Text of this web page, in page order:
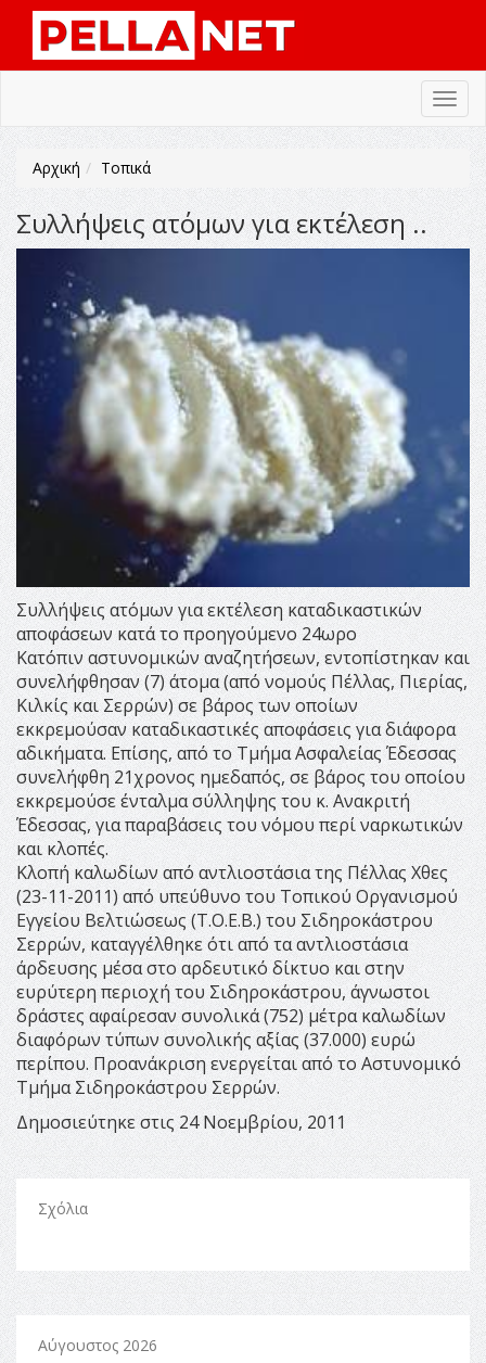
Αρχική Τοπικά
Συλλήψεις ατόμων για εκτέλεση ..
Συλλήψεις ατόμων για εκτέλεση καταδικαστικών
αποφάσεων κατά το προηγούμενο 24ωρο
Κατόπιν αστυνομικών αναζητήσεων, εντοπίστηκαν και
συνελήφθησαν (7) άτομα (από νομούς Πέλλας, Πιερίας,
Κιλκίς και Σερρών) σε βάρος των οποίων
εκκρεμούσαν καταδικαστικές αποφάσεις για διάφορα
αδικήματα. Επίσης, από το Τμήμα Ασφαλείας Έδεσσας
συνελήφθη 21χρονος ημεδαπός, σε βάρος του οποίου
εκκρεμούσε ένταλμα σύλληψης του κ. Ανακριτή
Έδεσσας, για παραβάσεις του νόμου περί ναρκωτικών
και κλοπές.
Κλοπή καλωδίων από αντλιοστάσια της Πέλλας Χθες
(23-11-2011) από υπεύθυνο του Τοπικού Οργανισμού
Εγγείου Βελτιώσεως (Τ.Ο.Ε.Β.) του Σιδηροκάστρου
Σερρών, καταγγέλθηκε ότι από τα αντλιοστάσια
άρδευσης μέσα στο αρδευτικό δίκτυο και στην
ευρύτερη περιοχή του Σιδηροκάστρου, άγνωστοι
δράστες αφαίρεσαν συνολικά (752) μέτρα καλωδίων
διαφόρων τύπων συνολικής αξίας (37.000) ευρώ
περίπου. Προανάκριση ενεργείται από το Αστυνομικό
Τμήμα Σιδηροκάστρου Σερρών.
Δημοσιεύτηκε στις 24 Νοεμβρίου, 2011
Σχόλια
Αύγουστος 2026